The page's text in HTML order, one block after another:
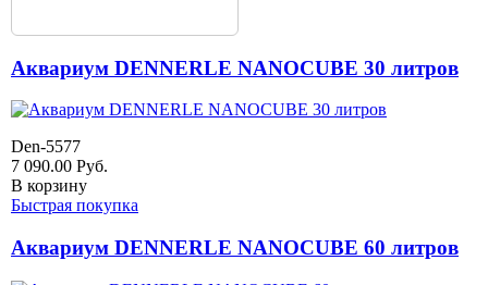
Аквариум DENNERLE NANOCUBE 30 литров
Den-5577
7 090.00 Руб.
В корзину
Быстрая покупка
Аквариум DENNERLE NANOCUBE 60 литров